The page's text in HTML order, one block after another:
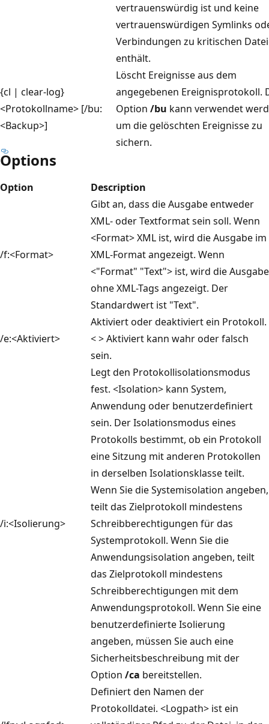
vertrauenswürdig ist und keine
vertrauenswürdigen Symlinks
Verbindungen zu kritischen
enthält.
{cl | clear-log}
<Protokollname> [/bu:
<Backup>]
Löscht Ereignisse aus dem
angegebenen Ereignisprotokoll.
Option /bu kann verwendet
um die gelöschten Ereignisse zu
sichern.
Options
Option Description
/f:<Format>
Gibt an, dass die Ausgabe entweder
XML- oder Textformat sein soll. Wenn
<Format> XML ist, wird die Ausgabe im
XML-Format angezeigt. Wenn
<"Format" "Text"> ist, wird die Ausgabe
ohne XML-Tags angezeigt. Der
Standardwert ist "Text".
/e:<Aktiviert>
Aktiviert oder deaktiviert ein Protokoll.
< > Aktiviert kann wahr oder falsch
sein.
/i:<Isolierung>
Legt den Protokollisolationsmodus
fest. <Isolation> kann System,
Anwendung oder benutzerdefiniert
sein. Der Isolationsmodus eines
Protokolls bestimmt, ob ein Protokoll
eine Sitzung mit anderen Protokollen
in derselben Isolationsklasse teilt.
Wenn Sie die Systemisolation angeben,
teilt das Zielprotokoll mindestens
Schreibberechtigungen für das
Systemprotokoll. Wenn Sie die
Anwendungsisolation angeben, teilt
das Zielprotokoll mindestens
Schreibberechtigungen mit dem
Anwendungsprotokoll. Wenn Sie eine
benutzerdefinierte Isolierung
angeben, müssen Sie auch eine
Sicherheitsbeschreibung mit der
Option /ca bereitstellen.
Definiert den Namen der
Protokolldatei. <Logpath> ist ein